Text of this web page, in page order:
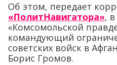
Об этом, передает
«ПолитНавигатора»,
«Комсомольской
командующий
советских войск в
Борис Громов.